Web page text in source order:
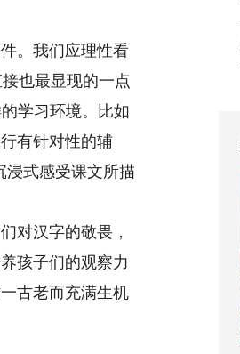
。我们应理性看
也最显现的一点
学习环境。比如
有针对性的辅
浸式感受课文所描
对汉字的敬畏，
孩子们的观察力
古老而充满生机